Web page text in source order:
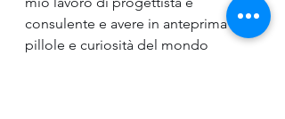
consulente e avere in anteprima
pillole e curiosità del mondo